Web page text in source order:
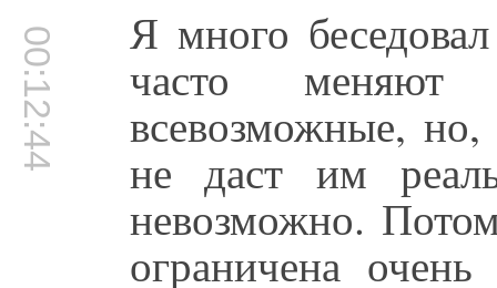
00:12:44 Я много
часто меняют
всевозможные,
не даст им
невозможно.
ограничена